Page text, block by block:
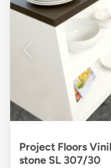
Project Floors
stone SL 307/30